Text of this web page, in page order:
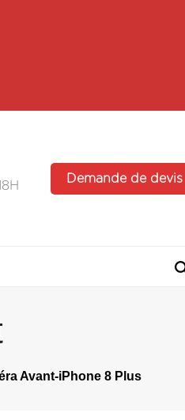
Demande de devis
Avant-iPhone 8 Plus